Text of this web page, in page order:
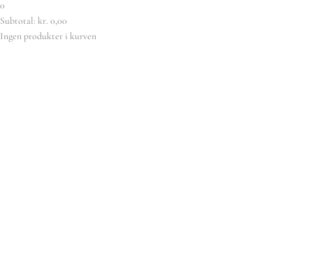
0
Subtotal: kr. 0,00
Ingen produkter i kurven